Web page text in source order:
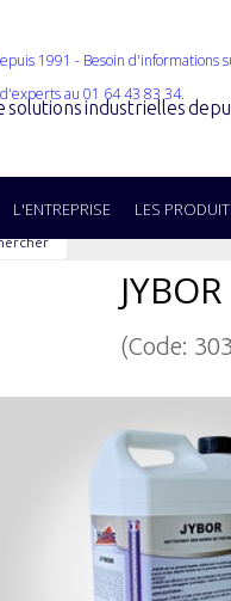
solutions industrielles
L'ENTREPRISE LES
JYBOR
(Code: